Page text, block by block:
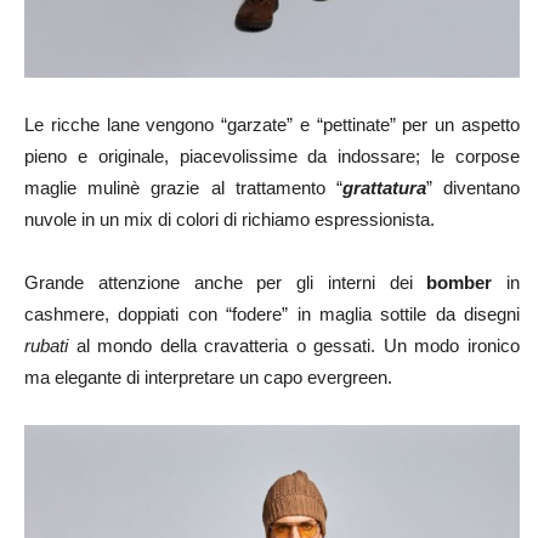
Le ricche lane vengono “garzate” e “pettinate” per un aspetto
pieno e originale, piacevolissime da indossare; le corpose
maglie mulinè grazie al trattamento “grattatura” diventano
nuvole in un mix di colori di richiamo espressionista.
Grande attenzione anche per gli interni dei bomber in
cashmere, doppiati con “fodere” in maglia sottile da disegni
rubatial mondo della cravatteria o gessati. Un modo ironico
ma elegante di interpretare un capo evergreen.